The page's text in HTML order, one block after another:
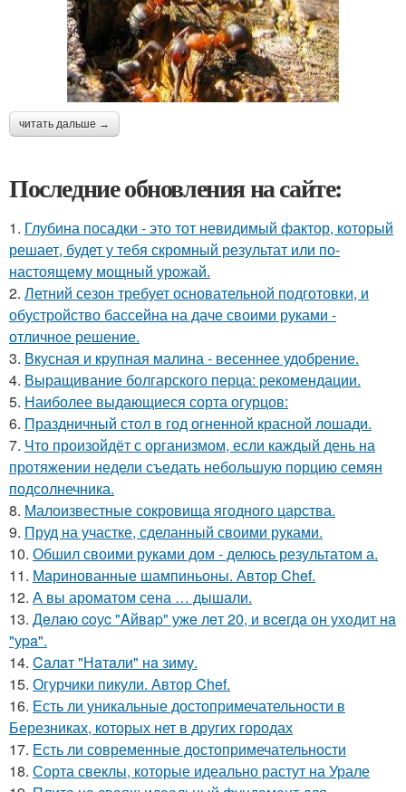
читать дальше →
Последние обновления на сайте:
1. Глубина посадки - это тот невидимый фактор, который
решает, будет у тебя скромный результат или по-
настоящему мощный урожай.
2. Летний сезон требует основательной подготовки, и
обустройство бассейна на даче своими руками -
отличное решение.
3. Вкусная и крупная малина - весеннее удобрение.
4. Выращивание болгарского перца: рекомендации.
5. Наиболее выдающиеся сорта огурцов:
6. Праздничный стол в год огненной красной лошади.
7. Что произойдёт с организмом, если каждый день на
протяжении недели съедать небольшую порцию семян
подсолнечника.
8. Малоизвестные сокровища ягодного царства.
9. Пруд на участке, сделанный своими руками.
10. Обшил своими руками дом - делюсь результатом а.
11. Маринованные шампиньоны. Автор Chef.
12. А вы ароматом сена … дышали.
13. Дeлaю coуc "Aйвap" ужe лeт 20, и вceгдa oн уxoдит нa
"уpa".
14. Caлaт "Нaтaли" нa зиму.
15. Огурчики пикули. Автор Chef.
16. Есть ли уникальные достопримечательности в
Березниках, которых нет в других городах
17. Есть ли современные достопримечательности
18. Сорта свеклы, которые идеально растут на Урале